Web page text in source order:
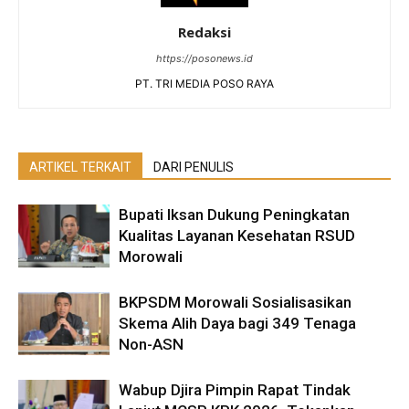
Redaksi
https://posonews.id
PT. TRI MEDIA POSO RAYA
ARTIKEL TERKAIT DARI PENULIS
Bupati Iksan Dukung Peningkatan
Kualitas Layanan Kesehatan RSUD
Morowali
BKPSDM Morowali Sosialisasikan
Skema Alih Daya bagi 349 Tenaga
Non-ASN
Wabup Djira Pimpin Rapat Tindak